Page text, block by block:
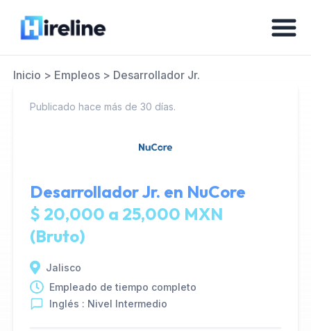
Inicio > Empleos> Desarrollador Jr.
Publicado hace más de 30 días.
Desarrollador Jr. en NuCore
$ 20,000 a 25,000 MXN
(Bruto)
Jalisco
Empleado de tiempo completo
Inglés : Nivel Intermedio